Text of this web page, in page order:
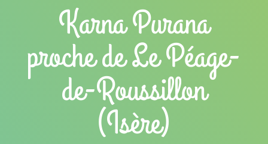
Karna Purana
proche de Le Péage-
de-Roussillon
(Isère)